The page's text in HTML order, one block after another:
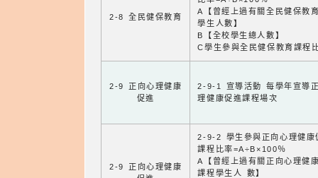
2-8 全民健保教育
A【曾經上過有關全民健保教
學生人數】
B【全校學生總人數】
C學生參與全民健保教育課程
2-9 正向心理健康
促進
2-9-1 宣導活動 每學年宣導
理健康促進課程場次
2-9 正向心理健康
2-9-2 學生參與正向心理健康
課程比率=A÷B×100％
A【曾經上過有關正向心理健
課程學生人 數】